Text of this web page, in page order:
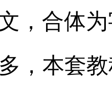
合体为
，本套